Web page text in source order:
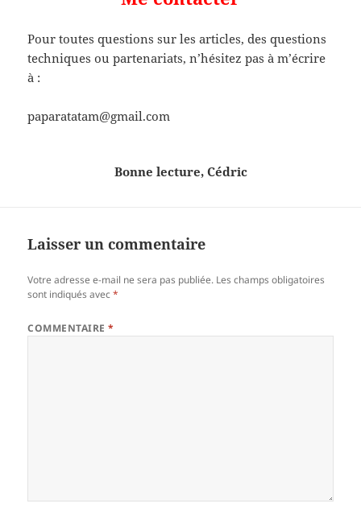
Pour toutes questions sur les articles, des questions
techniques ou partenariats, n’hésitez pas à m’écrire
à :
paparatatam@gmail.com
Bonne lecture, Cédric
Laisser un commentaire
Votre adresse e-mail ne sera pas publiée. Les champs obligatoires
sont indiqués avec*
COMMENTAIRE*